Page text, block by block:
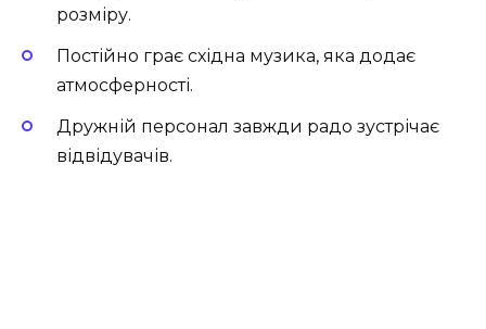
розміру.
Постійно грає східна музика, яка додає
атмосферності.
Дружній персонал завжди радо зустрічає
відвідувачів.